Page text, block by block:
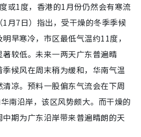
或1度，香港的1月份仍然会有寒流
月7日）指出，受干燥的冬季季候
早寒冷，市区最低气温约11度，
较低。未来一两天广东普遍晴
候风在周末稍为缓和，华南气温
凉。预料一股偏东气流会在下周
南沿岸，该区风势颇大。而干燥的
期为广东沿岸带来普遍晴朗的天